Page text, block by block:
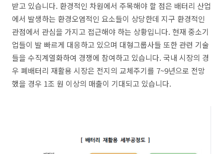
받고 있습니다. 환경적인 차원에서 주목해야 할 점은 배터리 산업
에서 발생하는 환경오염적인 요소들이 상당한데 지구 환경적인
관점에서 관심을 가지고 접근해야 하는 상황입니다. 현재 중소기
업들이 발 빠르게 대응하고 있으며 대형그룹사들 또한 관련 기술
들을 수직계열화하여 경쟁에 참여하고 있습니다. 국내 시장의 경
우 폐배터리 재활용 시장은 전지의 교체주기를 7~9년으로 전망
했을 경우 1조 원 이상의 매출이 기대되고 있습니다.